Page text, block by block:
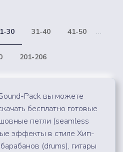
30 31-40 41-50 ...
201-206
Pack вы можете
бесплатно готовые
петли (seamless
эффекты в стиле Хип-
(drums), гитары